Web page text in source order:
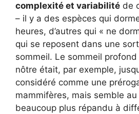
complexité et variabilité de
– il y a des espèces qui
heures, d’autres qui « ne
qui se reposent dans une
sommeil. Le sommeil
nôtre était, par exemple,
considéré comme une
mammifères, mais semble
beaucoup plus répandu à